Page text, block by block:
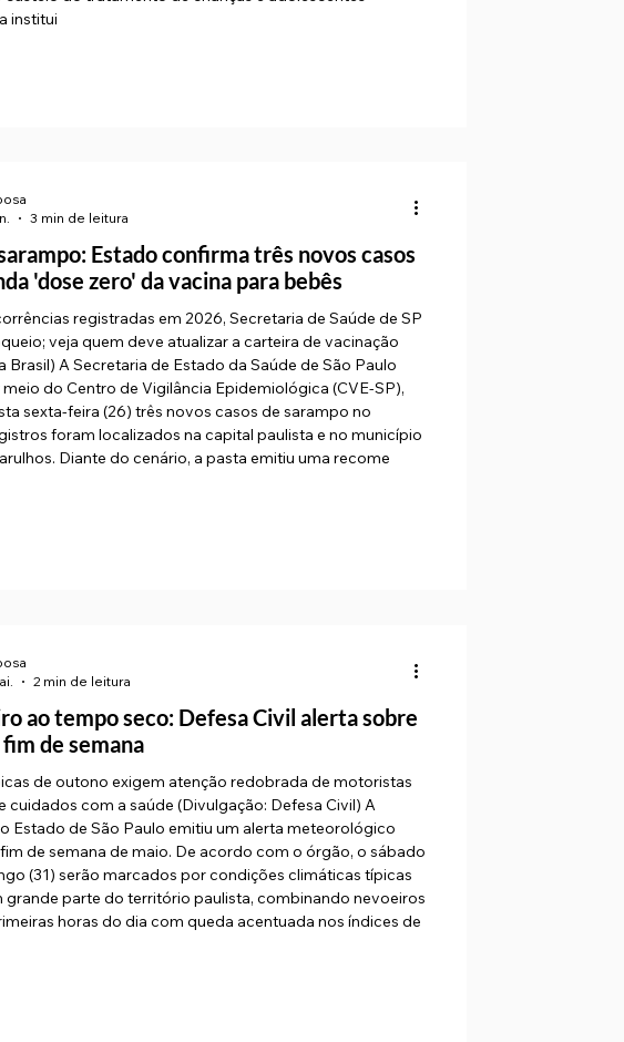
institui
Estado confirma três novos casos
'dose zero' da vacina para bebês
registradas em 2026, Secretaria de Saúde de SP
veja quem deve atualizar a carteira de vacinação
Brasil) A Secretaria de Estado da Saúde de São Paulo
meio do Centro de Vigilância Epidemiológica (CVE-SP),
sexta-feira (26) três novos casos de sarampo no
foram localizados na capital paulista e no município
Diante do cenário, a pasta emitiu uma recome
3 min de leitura
ao tempo seco: Defesa Civil alerta sobre
de semana
de outono exigem atenção redobrada de motoristas
cuidados com a saúde (Divulgação: Defesa Civil) A
Estado de São Paulo emitiu um alerta meteorológico
de semana de maio. De acordo com o órgão, o sábado
(31) serão marcados por condições climáticas típicas
grande parte do território paulista, combinando nevoeiros
horas do dia com queda acentuada nos índices de
2 min de leitura